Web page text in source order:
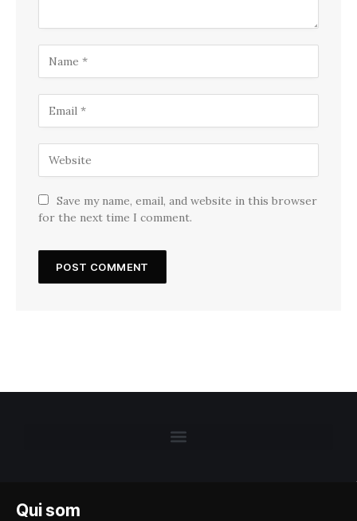
Save my name, email, and website in this browser
for the next time I comment.
Qui som